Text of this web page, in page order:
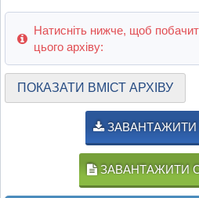
Натисніть нижче, щоб
цього архіву:
ПОКАЗАТИ ВМІСТ АРХІВУ
ЗАВАНТАЖИТИ
ЗАВАНТАЖИТИ